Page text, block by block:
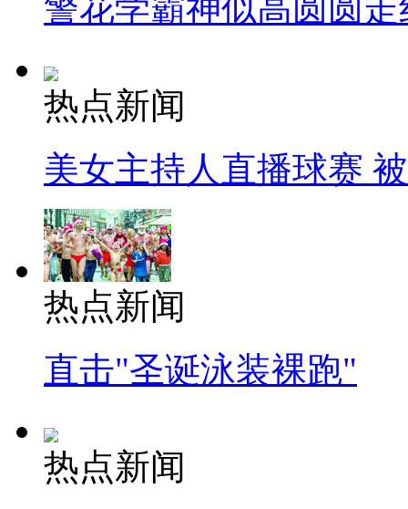
警花学霸神似高圆圆走
热点新闻
美女主持人直播球赛
热点新闻
直击"圣诞泳装裸跑"
热点新闻